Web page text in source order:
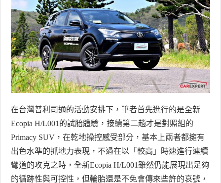
在台灣普利司通的活動安排下，筆者首先進行的是全新
Ecopia H/L001 的試胎體驗，接續第二趟才是對照組的
Primacy SUV ，在乾地操控感受部分，基本上兩者都擁有
出色水準的抓地力表現，不過在以「較高」時速進行連續
彎道的攻克之時，全新Ecopia H/L001 雖然仍能展現出足夠
的循跡性與可控性，但輪胎還是不免會傳來些許的哀號，